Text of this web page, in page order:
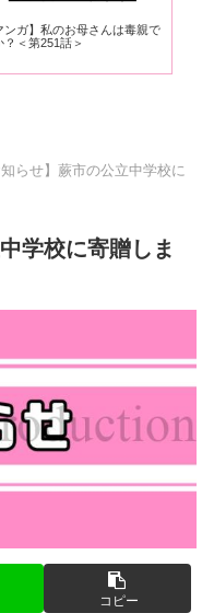
ンガ】私のお母さんは毒親で
？＜第251話＞
知らせ】蕨市の公立中学校に
学校に寄贈しま
コピー